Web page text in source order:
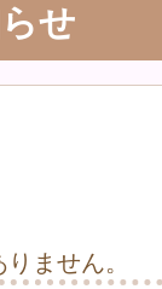
せ
ません。